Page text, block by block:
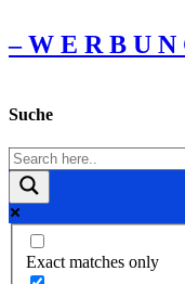
– W Ε R Β U Ν
Suche
Exact matches only